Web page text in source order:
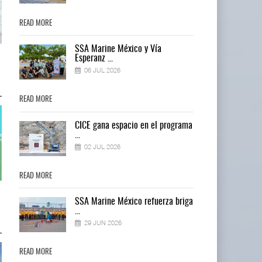
Cruceros crecen en Caribe
mientras bajan ferr ...
04 AGO 2026
Corredor del Istmo destraba ramal
ferroviario ...
04 AGO 2026
ferroviario ...
READ MORE
SSA Marine México y Vía
Esperanz ...
06 JUL 2026
READ MORE
CICE gana espacio en el programa
02 JUL 2026
READ MORE
SSA Marine México refuerza briga
...
29 JUN 2026
READ MORE